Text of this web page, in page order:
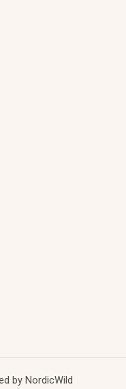
by NordicWild